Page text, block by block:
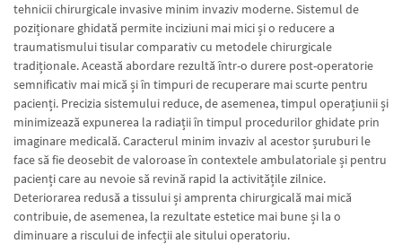
tehnicii chirurgicale invasive minim invaziv moderne. Sistemul de
poziționare ghidată permite inciziuni mai mici și o reducere a
traumatismului tisular comparativ cu metodele chirurgicale
tradiționale. Această abordare rezultă într-o durere post-operatorie
semnificativ mai mică și în timpuri de recuperare mai scurte pentru
pacienți. Precizia sistemului reduce, de asemenea, timpul operațiunii și
minimizează expunerea la radiații în timpul procedurilor ghidate prin
imaginare medicală. Caracterul minim invaziv al acestor șuruburi le
face să fie deosebit de valoroase în contextele ambulatoriale și pentru
pacienți care au nevoie să revină rapid la activitățile zilnice.
Deteriorarea redusă a tissului și amprenta chirurgicală mai mică
contribuie, de asemenea, la rezultate estetice mai bune și la o
diminuare a riscului de infecții ale sitului operatoriu.